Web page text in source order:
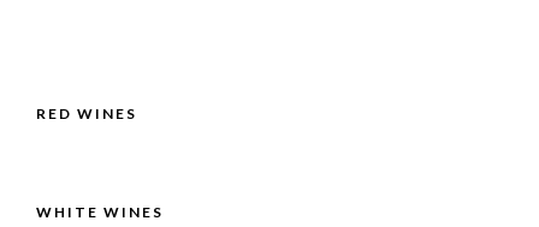
RED WINES
WHITE WINES